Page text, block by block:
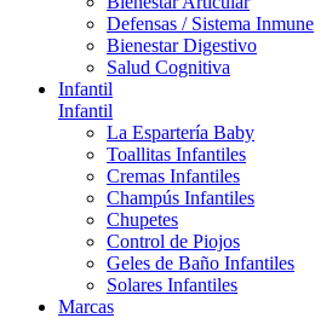
Defensas / Sistema Inmune
Bienestar Digestivo
Salud Cognitiva
Infantil
Infantil
La Espartería Baby
Toallitas Infantiles
Cremas Infantiles
Champús Infantiles
Chupetes
Control de Piojos
Geles de Baño Infantiles
Solares Infantiles
Marcas